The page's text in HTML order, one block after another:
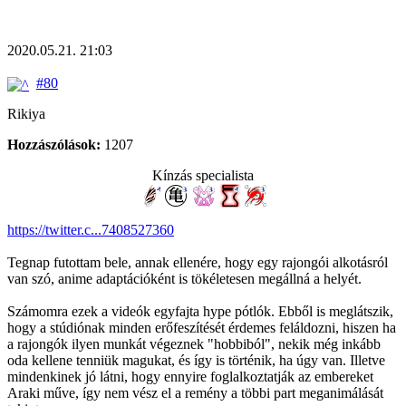
2020.05.21. 21:03
#80
Rikiya
Hozzászólások: 1207
Kínzás specialista
https://twitter.c...7408527360
Tegnap futottam bele, annak ellenére, hogy egy rajongói alkotásról
van szó, anime adaptációként is tökéletesen megállná a helyét.
Számomra ezek a videók egyfajta hype pótlók. Ebből is meglátszik,
hogy a stúdiónak minden erőfeszítését érdemes feláldozni, hiszen ha
a rajongók ilyen munkát végeznek "hobbiból", nekik még inkább
oda kellene tenniük magukat, és így is történik, ha úgy van. Illetve
mindenkinek jó látni, hogy ennyire foglalkoztatják az embereket
Araki műve, így nem vész el a remény a többi part meganimálását